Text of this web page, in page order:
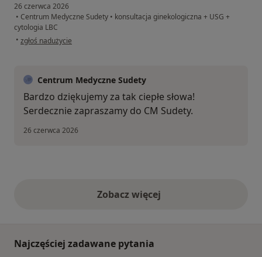
26 czerwca 2026
• Centrum Medyczne Sudety • konsultacja ginekologiczna + USG +
cytologia LBC
• w opinii użytkownika Sara
zgłoś nadużycie
Centrum Medyczne Sudety
Bardzo dziękujemy za tak ciepłe słowa!
Serdecznie zapraszamy do CM Sudety.
26 czerwca 2026
Zobacz więcejopinie powyżej
Najczęściej zadawane pytania